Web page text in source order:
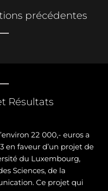
précédentes
Résultats
22 000,- euros a
en faveur d’un projet de
du Luxembourg,
Sciences, de la
Ce projet qui